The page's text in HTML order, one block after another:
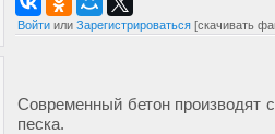
Войти или Зарегистрироваться [скачивать
Современный бетон производят
песка.